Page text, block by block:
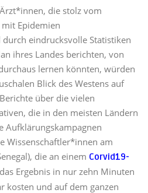
die stolz vom
Epidemien
eindrucksvolle Statistiken
ihres Landes berichten, von
lernen könnten, würden
Blick des Westens auf
über die vielen
die in den meisten Ländern
Aufklärungskampagnen
Wissenschaftler*innen am
die an einem Corvid19-
Ergebnis in nur zehn Minuten
kosten und auf dem ganzen